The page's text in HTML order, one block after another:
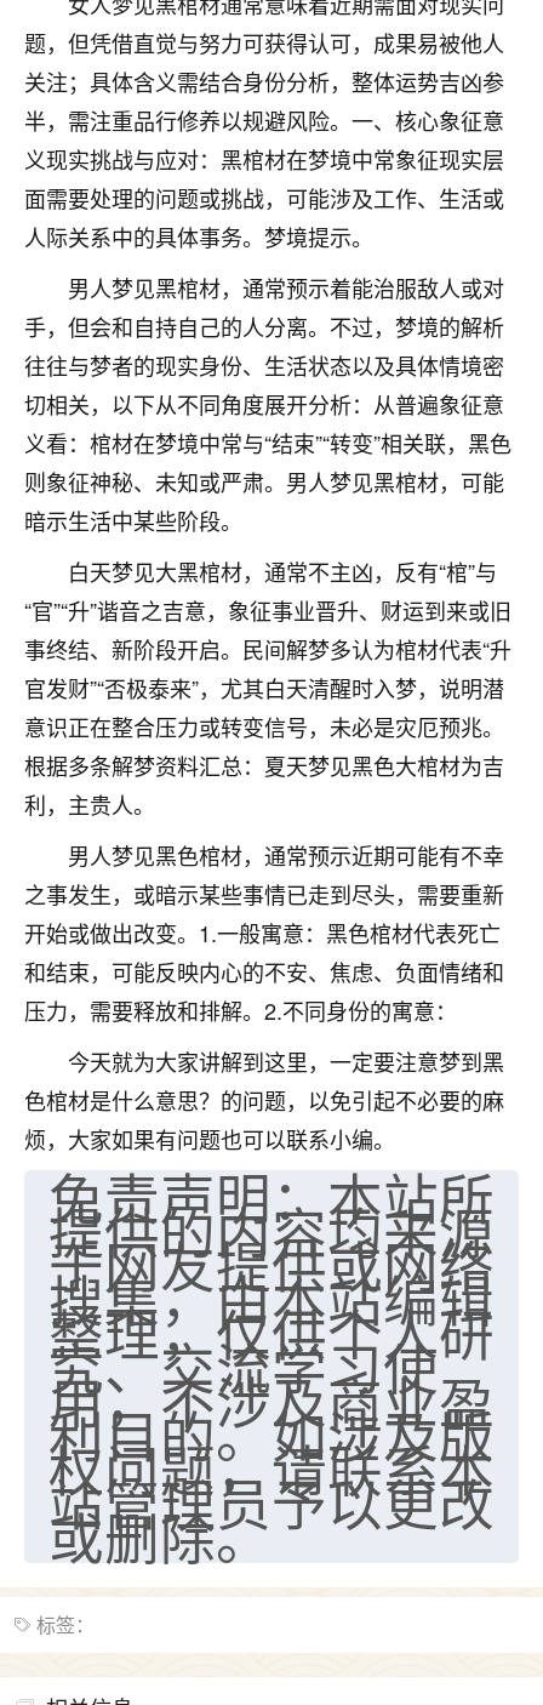
题，但凭借直觉与努力可获得认可，成果易被他人
关注；具体含义需结合身份分析，整体运势吉凶参
半，需注重品行修养以规避风险。一、核心象征意
义现实挑战与应对：黑棺材在梦境中常象征现实层
面需要处理的问题或挑战，可能涉及工作、生活或
人际关系中的具体事务。梦境提示。
男人梦见黑棺材，通常预示着能治服敌人或对
手，但会和自持自己的人分离。不过，梦境的解析
往往与梦者的现实身份、生活状态以及具体情境密
切相关，以下从不同角度展开分析：从普遍象征意
义看：棺材在梦境中常与“结束”“转变”相关联，黑色
则象征神秘、未知或严肃。男人梦见黑棺材，可能
暗示生活中某些阶段。
白天梦见大黑棺材，通常不主凶，反有“棺”与
“官”“升”谐音之吉意，象征事业晋升、财运到来或旧
事终结、新阶段开启。民间解梦多认为棺材代表“升
官发财”“否极泰来”，尤其白天清醒时入梦，说明潜
意识正在整合压力或转变信号，未必是灾厄预兆。
根据多条解梦资料汇总：夏天梦见黑色大棺材为吉
利，主贵人。
男人梦见黑色棺材，通常预示近期可能有不幸
之事发生，或暗示某些事情已走到尽头，需要重新
开始或做出改变。1.一般寓意：黑色棺材代表死亡
和结束，可能反映内心的不安、焦虑、负面情绪和
压力，需要释放和排解。2.不同身份的寓意：
今天就为大家讲解到这里，一定要注意梦到黑
色棺材是什么意思？的问题，以免引起不必要的麻
烦，大家如果有问题也可以联系小编。
免责声明：本站所
提供的内容均来源
于网友提供或网络
搜集，由本站编辑
整理，仅供个人研
究、交流学习使
用，不涉及商业盈
利目的。如涉及版
权问题，请联系本
站管理员予以更改
或删除。
标签：
鹿森：是的，其实跟老师聊过之后，最大的感
触，首先就是心态会变好，万般皆是命，半点
不由人！
1天前 来自四川 9
金白水清
我也想找老师看看，有没有人给个联系方式的啊？
鹿森 ：慧来老师微信：gjsy0624
1天前 来自江西 12
青春168
我也想要，我也想要！
2天前 来自山西 15
Jessica李
老师做不做超度法事？我想给我奶奶做超度，她今年
刚去世了。
七零老顽童：我母亲前年离世，刚开始我经常
做梦梦见她，后来也是朋友介绍，找到慧来老
师，安排了超度法事，做梦再也没有梦到过
了，一开始是半信半疑的，图个心安，给亡母
超度，现在看来，人不信也不行。
2天前 来自云南
优秀的张同学
老师收徒吗？？我对这些很感兴趣
2天前 来自山西 15